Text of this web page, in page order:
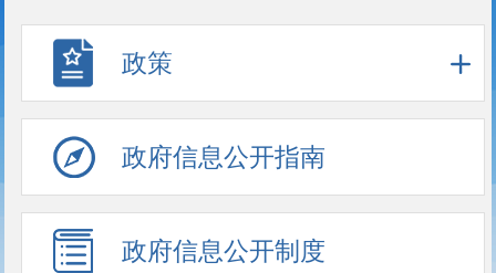
政策
政府信息公开指南
政府信息公开制度